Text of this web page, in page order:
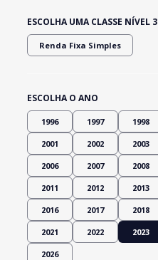
ESCOLHA UMA CLASSE NÍVEL 3
Renda Fixa Simples
ESCOLHA O ANO
1996 1997 1998
2001 2002 2003
2006 2007 2008
2011 2012 2013
2016 2017 2018
2021 2022 2023
2026